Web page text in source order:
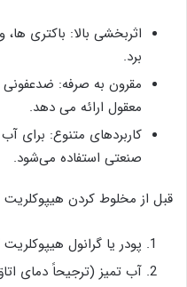
اثربخشی بالا: باکتری
‌برد.
مقرون به صرفه: ضدعفونی
معقول ارائه می‌ دهد.
کاربردهای متنوع: برای
صنعتی استفاده می‌شود.
قبل از مخلوط کردن هیپوکلریت
پودر یا گرانول
آب تمیز (ترجیحاً دمای